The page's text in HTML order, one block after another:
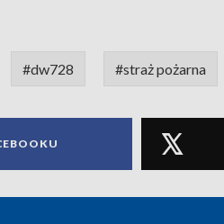
#dw728 #straż pożarna